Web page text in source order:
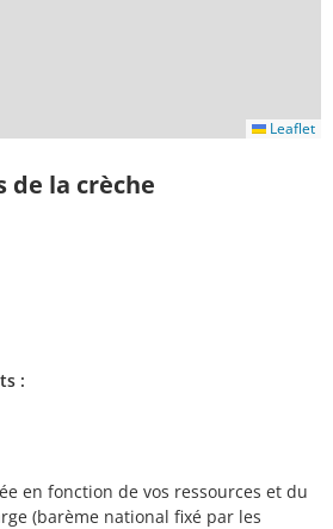
Leaflet
de la crèche
:
en fonction de vos ressources et du
(barème national fixé par les